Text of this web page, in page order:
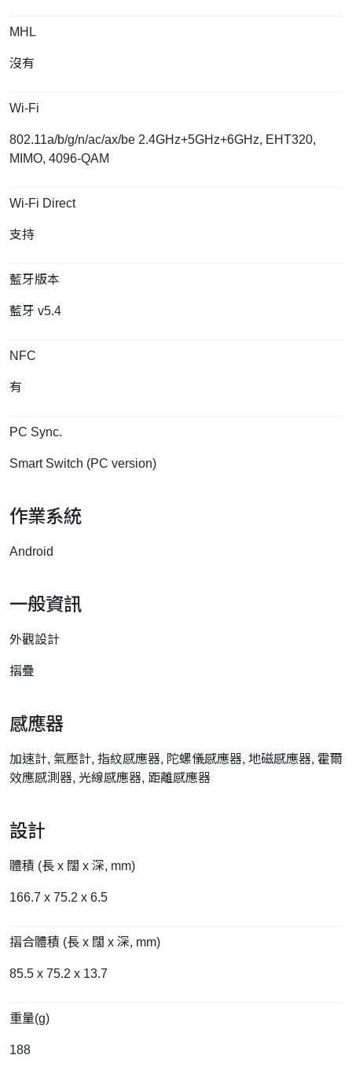
MHL
沒有
Wi-Fi
802.11a/b/g/n/ac/ax/be 2.4GHz+5GHz+6GHz, EHT320,
MIMO, 4096-QAM
Wi-Fi Direct
支持
藍牙版本
藍牙 v5.4
NFC
有
PC Sync.
Smart Switch (PC version)
作業系統
Android
一般資訊
外觀設計
摺疊
感應器
加速計, 氣壓計, 指紋感應器, 陀螺儀感應器, 地磁感應器, 霍爾
效應感測器, 光線感應器, 距離感應器
設計
體積 (長 x 闊 x 深, mm)
166.7 x 75.2 x 6.5
摺合體積 (長 x 闊 x 深, mm)
85.5 x 75.2 x 13.7
重量(g)
188